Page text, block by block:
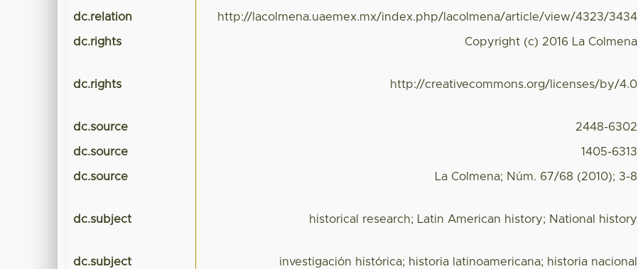
dc.relation http://lacolmena.uaemex.mx/index.php/lacolmena/article/view/4323/3434
dc.rights Copyright (c) 2016 La Colmena
dc.rights http://creativecommons.org/licenses/by/4.0
dc.source 2448-6302
dc.source 1405-6313
dc.source La Colmena; Núm. 67/68 (2010); 3-8
dc.subject historical research; Latin American history; National history
dc.subject investigación histórica; historia latinoamericana; historia nacional